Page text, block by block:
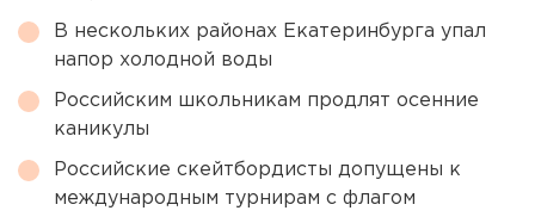
В нескольких районах Екатеринбурга упал
напор холодной воды
Российским школьникам продлят осенние
каникулы
Российские скейтбордисты допущены к
международным турнирам с флагом